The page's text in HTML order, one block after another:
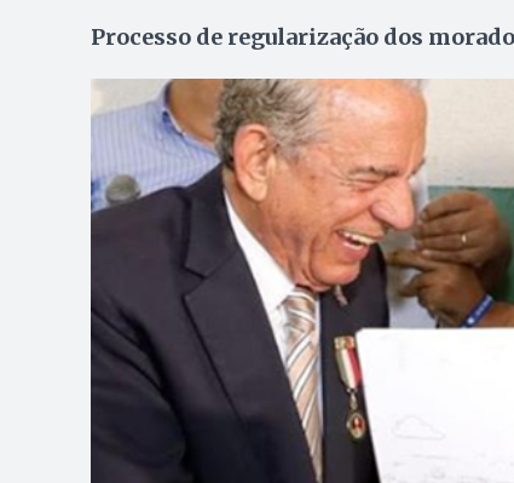
Processo de regularização dos